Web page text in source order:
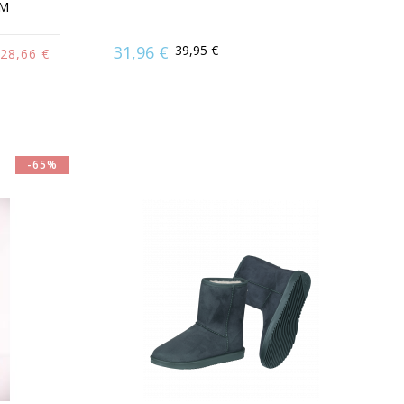
28,66 €
| 43 | 44 |
31,96 € 39,95 €
Available in: 31 | 32 | 33 | 34 | 35 | 36 |
37 | 38 | 39 | 40 | 41 | 42 | 43
-65%